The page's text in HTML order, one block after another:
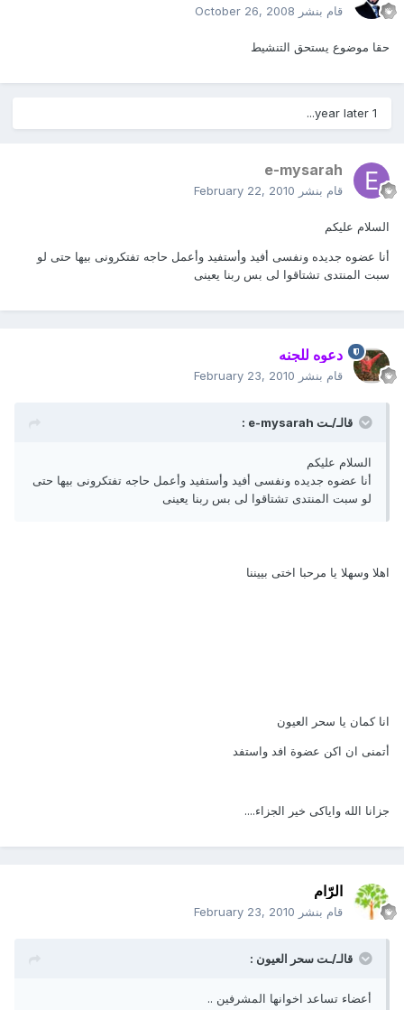
قام بنشر October 26, 2008
حقا موضوع يستحق التنشيط
e-mysarah
قام بنشر February 22, 2010
السلام عليكم
أنا عضوه جديده ونفسى أفيد وأستفيد وأعمل حاجه تفتكرونى بيها حتى لو
سبت المنتدى تشتاقوا لى بس ربنا يعينى
دعوه للجنه
قام بنشر February 23, 2010
قالـ/ـت e-mysarah :
السلام عليكم
أنا عضوه جديده ونفسى أفيد وأستفيد وأعمل حاجه تفتكرونى بيها حتى
لو سبت المنتدى تشتاقوا لى بس ربنا يعينى
اهلا وسهلا يا مرحبا اختى بييننا
انا كمان يا سحر العيون
أتمنى ان اكن عضوة افد واستفد
جزانا الله واياكى خير الجزاء....
الرّام
قام بنشر February 23, 2010
قالـ/ـت سحر العيون :
أعضاء تساعد اخوانها المشرفين ..